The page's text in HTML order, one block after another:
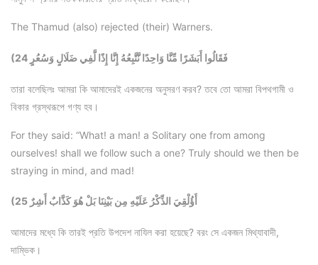
The Thamud (also) rejected (their) Warners.
(24 فَقَالُوا أَبَشَرًا مِّنَّا وَاحِدًا نَّتَّبِعُهُ إِنَّا إِذًا لَّفِي ضَلَالٍ وَسُعُرٍ
তারা বলেছিলঃ আমরা কি আমাদেরই একজনের অনুসরণ করব? তবে তো আমরা বিপথগামী ও
বিকার গ্রস্থরূপে গণ্য হব।
For they said: “What! a man! a Solitary one from among
ourselves! shall we follow such a one? Truly should we then be
straying in mind, and mad!
(25 أَؤُلْقِيَ الذِّكْرُ عَلَيْهِ مِن بَيْنِنَا بَلْ هُوَ كَذَّابٌ أَشِرٌ
আমাদের মধ্যে কি তারই প্রতি উপদেশ নাযিল করা হয়েছে? বরং সে একজন মিথ্যাবাদী,
দাম্ভিক।